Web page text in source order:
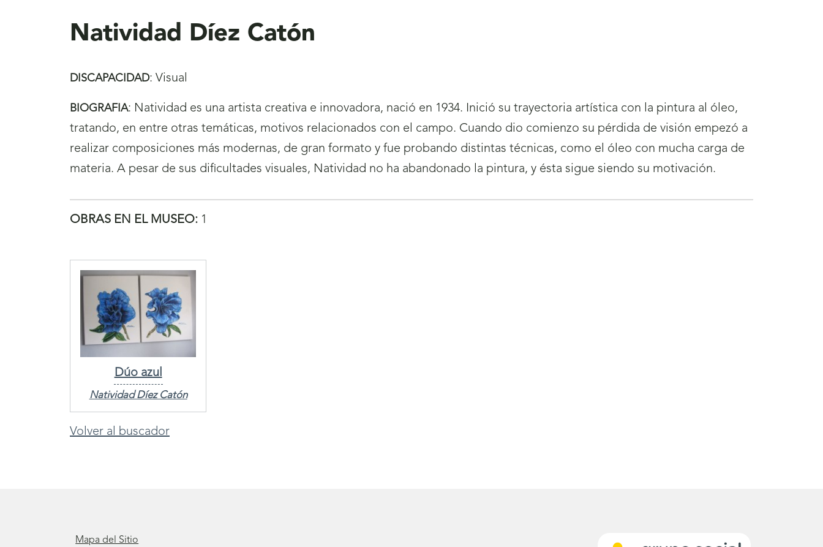
Natividad Díez Catón
DISCAPACIDAD: Visual
BIOGRAFIA: Natividad es una artista creativa e innovadora, nació en 1934. Inició su trayectoria artística con la pintura al óleo,
tratando, en entre otras temáticas, motivos relacionados con el campo. Cuando dio comienzo su pérdida de visión empezó a
realizar composiciones más modernas, de gran formato y fue probando distintas técnicas, como el óleo con mucha carga de
materia. A pesar de sus dificultades visuales, Natividad no ha abandonado la pintura, y ésta sigue siendo su motivación.
OBRAS EN EL MUSEO: 1
Dúo azul
Natividad Díez Catón
Volver al buscador
Mapa del Sitio